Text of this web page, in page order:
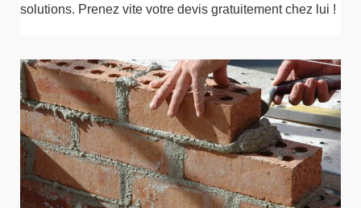
solutions. Prenez vite votre devis gratuitement chez lui !